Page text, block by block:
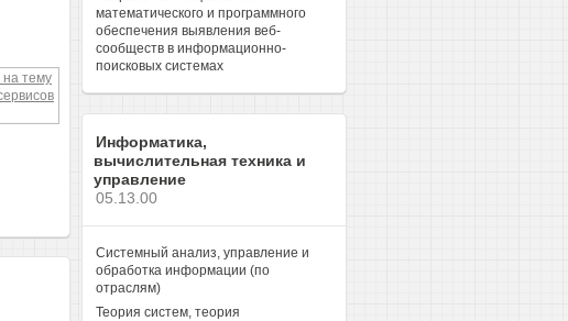
математического и программного
обеспечения выявления веб-
сообществ в информационно-
поисковых системах
Информатика,
вычислительная техника и
управление
05.13.00
Системный анализ, управление и
обработка информации (по
отраслям)
Теория систем, теория